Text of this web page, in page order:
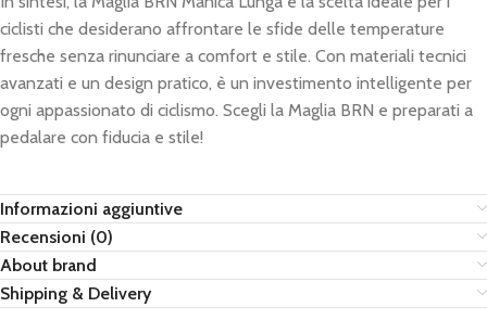
ciclisti che desiderano affrontare le sfide delle temperature
fresche senza rinunciare a comfort e stile. Con materiali tecnici
avanzati e un design pratico, è un investimento intelligente per
ogni appassionato di ciclismo. Scegli la Maglia BRN e preparati a
pedalare con fiducia e stile!
Informazioni aggiuntive
Recensioni (0)
About brand
Shipping & Delivery